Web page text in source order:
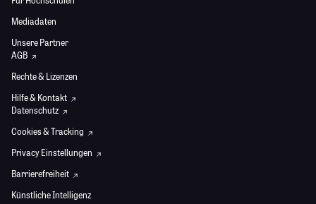
Mediadaten
Unsere Partner
AGB
Rechte & Lizenzen
Hilfe & Kontakt
Datenschutz
Cookies & Tracking
Privacy Einstellungen
Barrierefreiheit
Künstliche Intelligenz